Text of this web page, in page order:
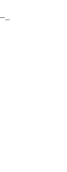
...